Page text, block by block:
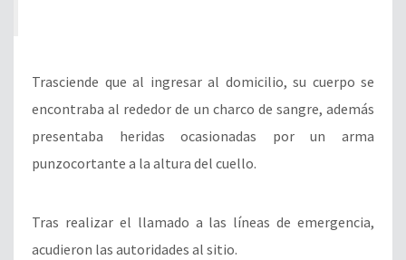
Trasciende que al ingresar al domicilio, su cuerpo se
encontraba al rededor de un charco de sangre, además
presentaba heridas ocasionadas por un arma
punzocortante a la altura del cuello.
Tras realizar el llamado a las líneas de emergencia,
acudieron las autoridades al sitio.